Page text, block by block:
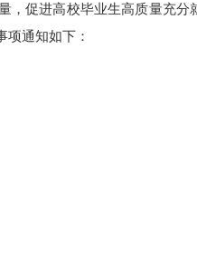
，促进高校毕业生高质量充
通知如下：